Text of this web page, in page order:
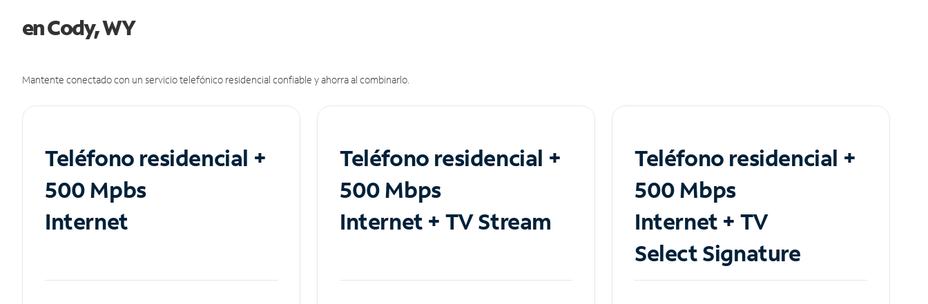
en Cody, WY
Mantente conectado con un servicio telefónico residencial confiable y ahorra al combinarlo.
Teléfono residencial +
500 Mpbs
Internet
Teléfono residencial +
500 Mbps
Internet + TV Stream
Teléfono residencial +
500 Mbps
Internet + TV
Select Signature